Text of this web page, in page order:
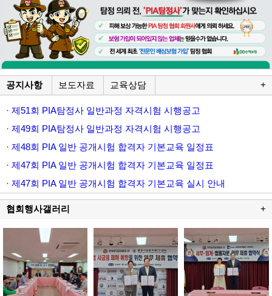
공지사항 보도자료 교육상담 +
· 제51회 PIA탐정사 일반과정 자격시험 시행공고
· 제49회 PIA탐정사 일반과정 자격시험 시행공고
· 제48회 PIA 일반 공개시험 합격자 기본교육 일정표
· 제47회 PIA 일반 공개시험 합격자 기본교육 일정표
· 제47회 PIA 일반 공개시험 합격자 기본교육 실시 안내
협회행사갤러리 +